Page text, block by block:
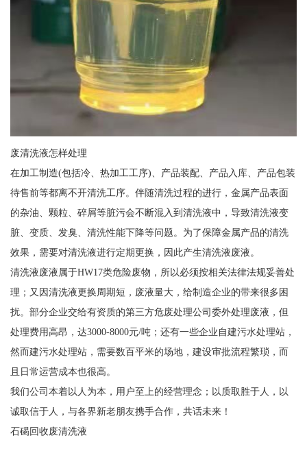
废清洗液怎样处理
在加工制造(包括冷、热加工工序)、产品装配、产品入库、产品包装
待售前等都离不开清洗工序。伴随清洗过程的进行，金属产品表面
的杂油、颗粒、碎屑等脏污会不断混入到清洗液中，导致清洗液变
脏、变质、发臭、清洗性能下降等问题。为了保障金属产品的清洗
效果，需要对清洗液进行定期更换，因此产生清洗液废液。
清洗液废液属于HW17类危险废物，所以必须按相关法律法规妥善处
理；又因清洗液更换周期短，废液量大，给制造企业的带来很多困
扰。部分企业交给有资质的第三方危废处理公司委外处理废液，但
处理费用高昂，达3000-8000元/吨；还有一些企业自建污水处理站，
然而建污水处理站，需要数百平米的场地，建设审批流程繁琐，而
且日常运营成本也很高。
我们公司本着以人为本，用户至上的经营理念；以质取胜于人，以
诚取信于人，与各界新老朋友携手合作，共话未来！
石碣回收废清洗液